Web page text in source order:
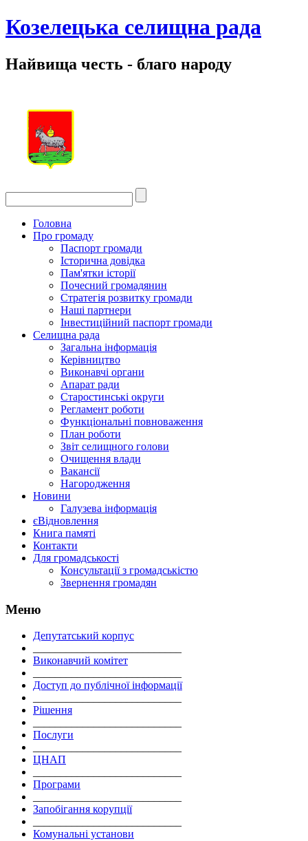
Козелецька селищна рада
Найвища честь - благо народу
Головна
Про громаду
Паспорт громади
Історична довідка
Пам'ятки історії
Почесний громадянин
Стратегія розвитку громади
Наші партнери
Інвестиційний паспорт громади
Селищна рада
Загальна інформація
Керівництво
Виконавчі органи
Апарат ради
Старостинські округи
Регламент роботи
Функціональні повноваження
План роботи
Звіт селищного голови
Очищення влади
Вакансії
Нагородження
Новини
Галузева інформація
єВідновлення
Книга памяті
Контакти
Для громадськості
Консультації з громадськістю
Звернення громадян
Меню
Депутатський корпус
Виконавчий комітет
Доступ до публічної інформації
Рішення
Послуги
ЦНАП
Програми
Запобігання корупції
Комунальні установи